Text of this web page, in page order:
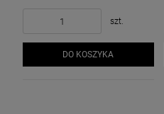
szt.
DO KOSZYKA